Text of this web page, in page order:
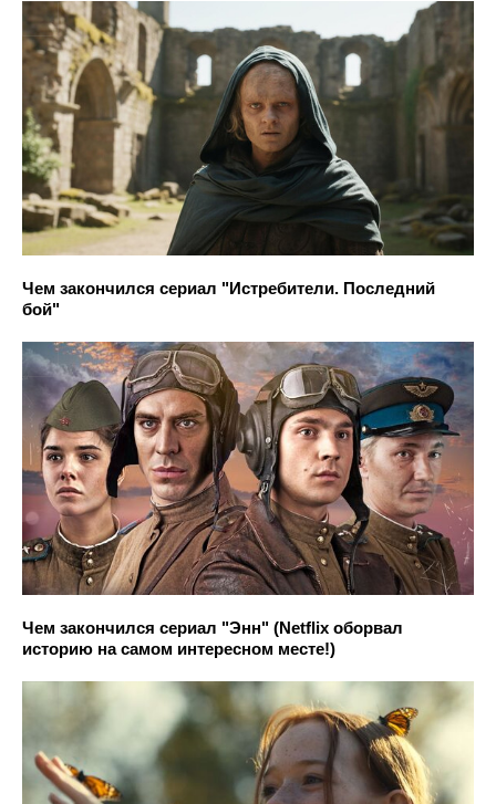
Чем закончился сериал "Истребители. Последний
бой"
Чем закончился сериал "Энн" (Netflix оборвал
историю на самом интересном месте!)